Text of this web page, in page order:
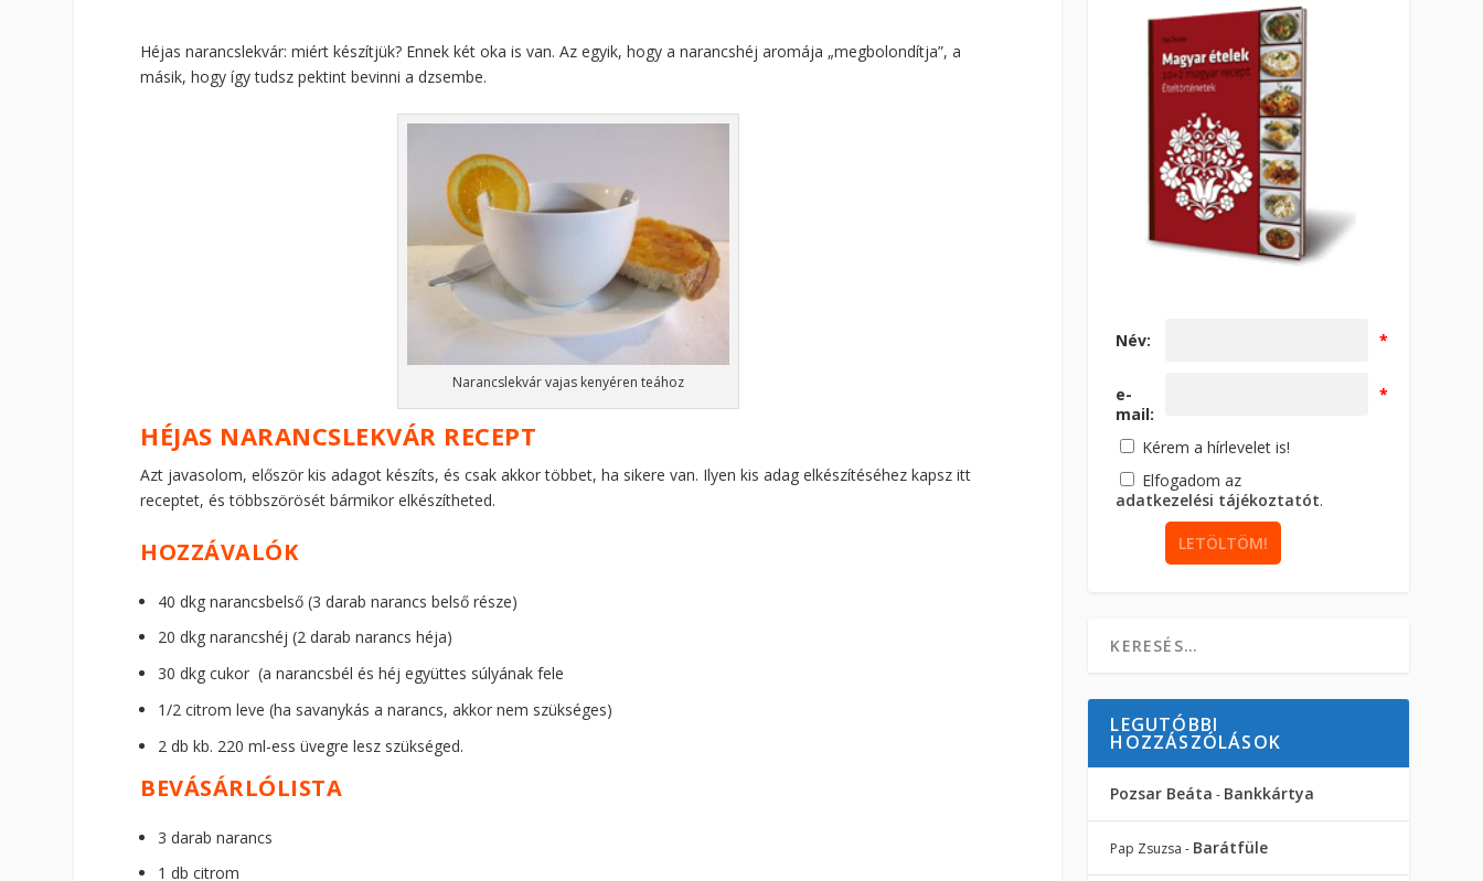
Héjas narancslekvár: miért készítjük? Ennek két oka is van. Az egyik, hogy a narancshéj aromája „megbolondítja”, a
másik, hogy így tudsz pektint bevinni a dzsembe.
Narancslekvár vajas kenyéren teához
HÉJAS NARANCSLEKVÁR RECEPT
Azt javasolom, először kis adagot készíts, és csak akkor többet, ha sikere van. Ilyen kis adag elkészítéséhez kapsz itt
receptet, és többszörösét bármikor elkészítheted.
HOZZÁVALÓK
40 dkg narancsbelső (3 darab narancs belső része)
20 dkg narancshéj (2 darab narancs héja)
30 dkg cukor (a narancsbél és héj együttes súlyának fele
1/2 citrom leve (ha savanykás a narancs, akkor nem szükséges)
2 db kb. 220 ml-ess üvegre lesz szükséged.
BEVÁSÁRLÓLISTA
3 darab narancs
1 db citrom
Név: *
e-
mail:
*
Kérem a hírlevelet is!
Elfogadom az
adatkezelési tájékoztatót.
LEGUTÓBBI
HOZZÁSZÓLÁSOK
Pozsar Beáta - Bankkártya
Pap Zsuzsa - Barátfüle